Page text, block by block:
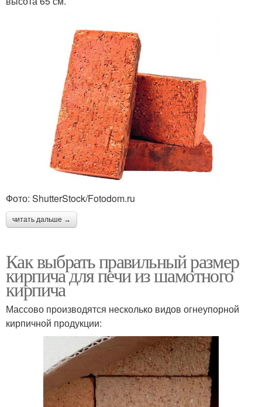
Фото: ShutterStock/Fotodom.ru
читать дальше →
Как выбрать правильный размер
кирпича для печи из шамотного
кирпича
Массово производятся несколько видов огнеупорной
кирпичной продукции: